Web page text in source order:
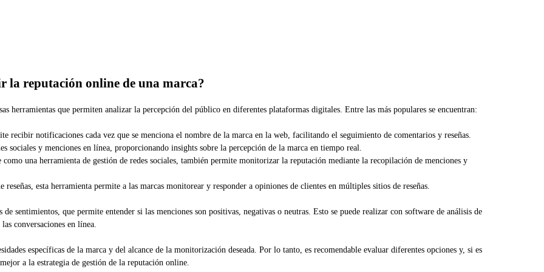
la reputación online de una marca?
herramientas que permiten analizar la percepción del público en diferentes plataformas digitales. Entre las más populares se encuentran:
recibir notificaciones cada vez que se menciona el nombre de la marca en la web, facilitando el seguimiento de comentarios y reseñas.
sociales y menciones en línea, proporcionando insights sobre la percepción de la marca en tiempo real.
una herramienta de gestión de redes sociales, también permite monitorizar la reputación mediante la recopilación de menciones y
reseñas, esta herramienta permite a las marcas monitorear y responder a opiniones de clientes en múltiples sitios de reseñas.
sentimientos, que permite entender si las menciones son positivas, negativas o neutras. Esto se puede realizar con software de análisis de
conversaciones en línea.
específicas de la marca y del alcance de la monitorización deseada. Por lo tanto, es recomendable evaluar diferentes opciones y, si es
a la estrategia de gestión de la reputación online.